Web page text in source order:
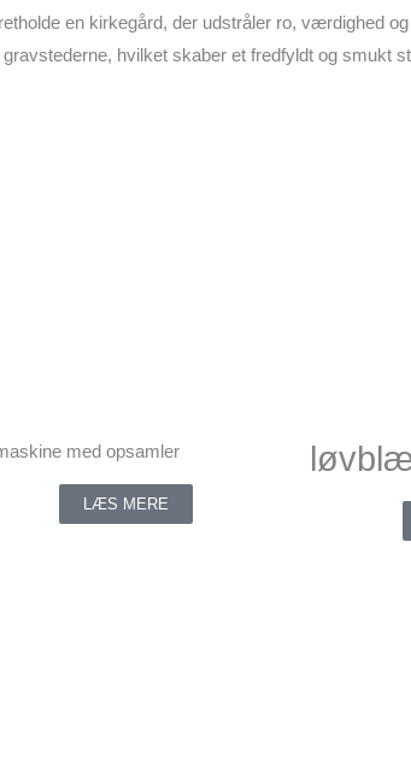
en kirkegård, der udstråler ro, værdighed
hvilket skaber et fredfyldt og smukt
med opsamler
LÆS MERE